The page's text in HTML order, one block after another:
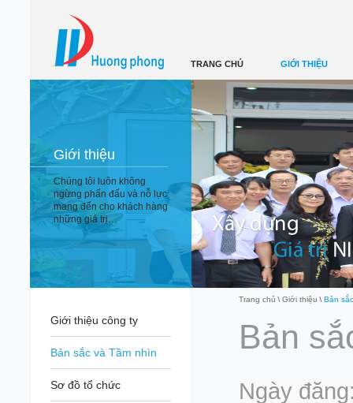
TRANG CHỦ GIỚI THIỆU
Giới thiệu
Chúng tôi luôn không
ngừng phấn đấu và nỗ lực
mang đến cho khách hàng
những giá trị…
Giới thiệu công ty
Bản sắc và Tầm nhìn
Sơ đồ tổ chức
Trang chủ Giới thiệu Bản
Bản
Ngày